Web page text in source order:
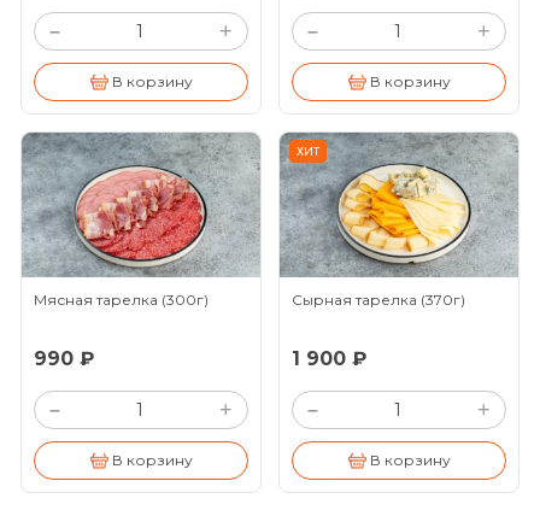
– +
В корзину
– +
В корзину
Мясная тарелка (300г)
990 ₽
– +
В корзину
ХИТ
Сырная тарелка (370г)
1 900 ₽
– +
В корзину